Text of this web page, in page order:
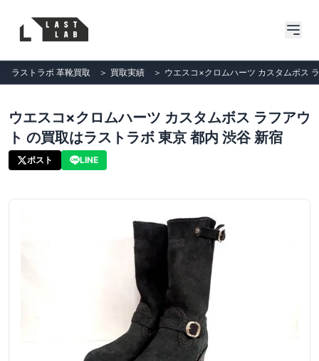
ラストラボ 革靴買取 ＞ 買取実績 ＞ ウエスコ×クロムハーツ カスタムボス
ウエスコ×クロムハーツ カスタムボス ラフアウ
ト の買取はラストラボ 東京 都内 渋谷 新宿
ポスト LINE